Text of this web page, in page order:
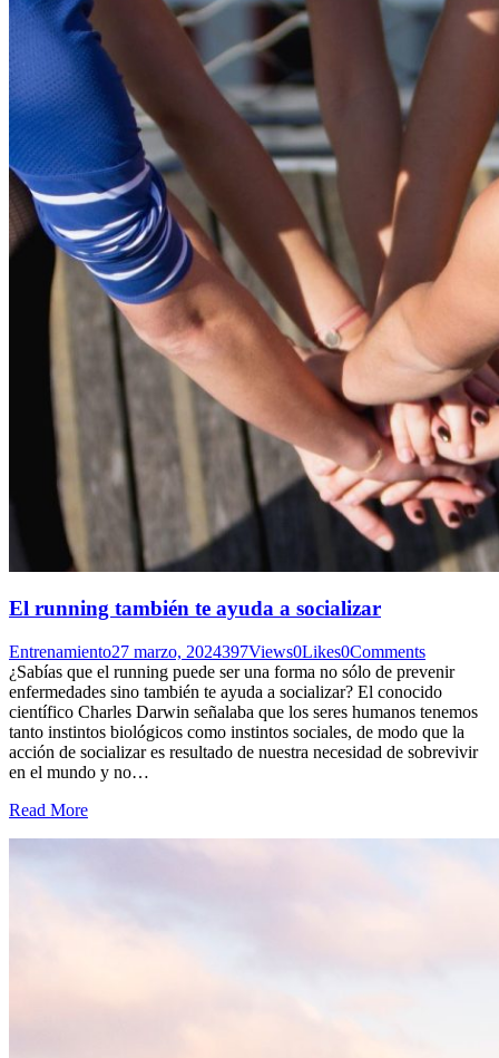
El running también te ayuda a socializar
Entrenamiento27 marzo, 2024397Views0Likes0Comments
¿Sabías que el running puede ser una forma no sólo de prevenir
enfermedades sino también te ayuda a socializar? El conocido
científico Charles Darwin señalaba que los seres humanos tenemos
tanto instintos biológicos como instintos sociales, de modo que la
acción de socializar es resultado de nuestra necesidad de sobrevivir
en el mundo y no…
Read More